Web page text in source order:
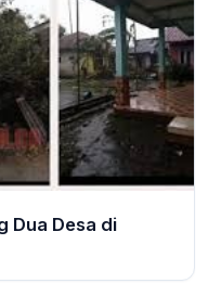
Dua Desa di